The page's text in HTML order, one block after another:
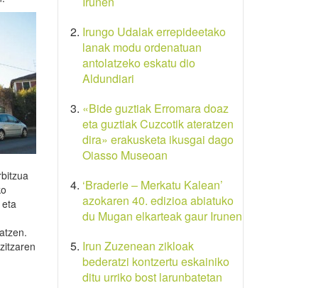
Irungo Udalak errepideetako
lanak modu ordenatuan
antolatzeko eskatu dio
Aldundiari
«Bide guztiak Erromara doaz
eta guztiak Cuzcotik ateratzen
dira» erakusketa ikusgai dago
Oiasso Museoan
‘Braderie – Merkatu Kalean’
azokaren 40. edizioa abiatuko
du Mugan elkarteak gaur Irunen
Irun Zuzenean zikloak
bederatzi kontzertu eskainiko
ditu urriko bost larunbatetan